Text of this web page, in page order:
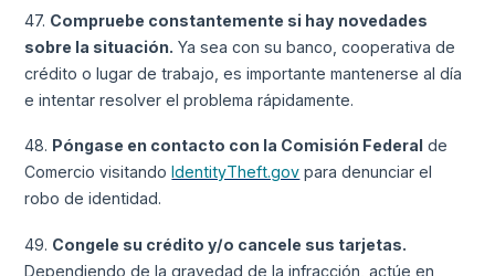
47. Compruebe constantemente si hay novedades
sobre la situación. Ya sea con su banco, cooperativa de
crédito o lugar de trabajo, es importante mantenerse al día
e intentar resolver el problema rápidamente.
48. Póngase en contacto con la Comisión Federal de
Comercio visitando IdentityTheft.gov para denunciar el
robo de identidad.
49. Congele su crédito y/o cancele sus tarjetas.
Dependiendo de la gravedad de la infracción, actúe en